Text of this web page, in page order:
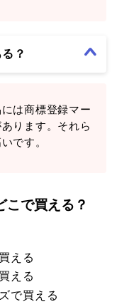
？
は商標登録マー
ります。それら
です。
こで買える？
える
える
で買える